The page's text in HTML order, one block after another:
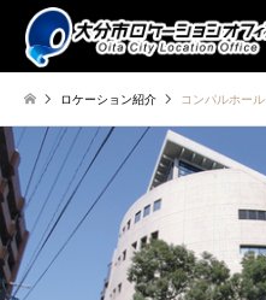
ロケーション紹介 コンパルホール